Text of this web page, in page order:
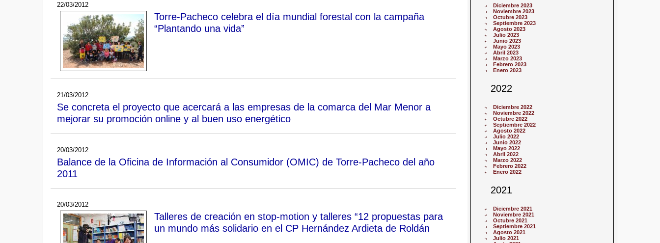
22/03/2012
Torre-Pacheco celebra el día mundial forestal con la campaña
“Plantando una vida”
21/03/2012
Se concreta el proyecto que acercará a las empresas de la comarca del Mar Menor a
mejorar su promoción online y al buen uso energético
20/03/2012
Balance de la Oficina de Información al Consumidor (OMIC) de Torre-Pacheco del año
2011
20/03/2012
Talleres de creación en stop-motion y talleres “12 propuestas para
un mundo más solidario en el CP Hernández Ardieta de Roldán
Diciembre 2023
Noviembre 2023
Octubre 2023
Septiembre 2023
Agosto 2023
Julio 2023
Junio 2023
Mayo 2023
Abril 2023
Marzo 2023
Febrero 2023
Enero 2023
2022
Diciembre 2022
Noviembre 2022
Octubre 2022
Septiembre 2022
Agosto 2022
Julio 2022
Junio 2022
Mayo 2022
Abril 2022
Marzo 2022
Febrero 2022
Enero 2022
2021
Diciembre 2021
Noviembre 2021
Octubre 2021
Septiembre 2021
Agosto 2021
Julio 2021